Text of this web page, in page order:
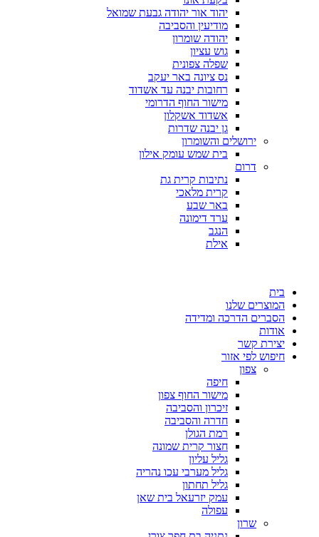
יהוד אור יהודה גבעת שמואל
מודיעין והסביבה
יהודה שומרון
גוש עציון
שפלה צפונית
נס ציונה באר יעקב
רחובות יבנה עד אשדוד
מישור החוף הדרומי
אשדוד אשקלון
גן יבנה שדרות
ירושלים והשומרון
בית שמש עומק אילון
דרום
נתיבות קרית גת
קרית מלאכי
באר שבע
ערד דימונה
הנגב
אילת
בית
המוצרים שלנו
הסברים הדרכה ומדידה
אודות
יצירת קשר
חיפוש לפי אזור
צפון
חיפה
מישור החוף צפון
זיכרון והסביבה
חדרה והסביבה
רמת הגולן
חצור קרית שמונה
גליל עליון
גליל מערבי עכו נהריה
גליל תחתון
עמק יזרעאל בית שאן
עפולה
שרון